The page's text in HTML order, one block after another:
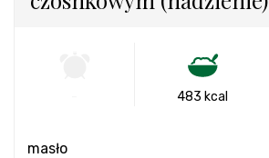
483 kcal
masło